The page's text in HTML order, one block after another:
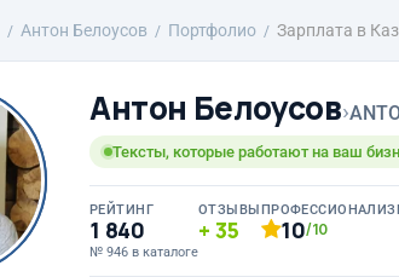
Антон Белоусов Портфолио Зарплата в
Антон Белоусов›
Тексты, которые работают на ваш
РЕЙТИНГ
1 840
№ 946 в каталоге
ОТЗЫВЫ
35 10/10